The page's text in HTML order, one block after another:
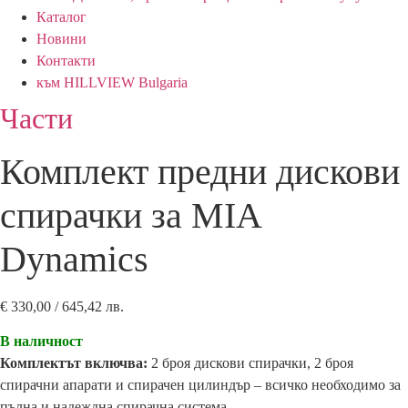
Каталог
Новини
Контакти
към HILLVIEW Bulgaria
Части
Комплект предни дискови
спирачки за MIA
Dynamics
€ 330,00 / 645,42 лв.
В наличност
Комплектът включва: 2 броя дискови спирачки, 2 броя
спирачни апарати и спирачен цилиндър – всичко необходимо за